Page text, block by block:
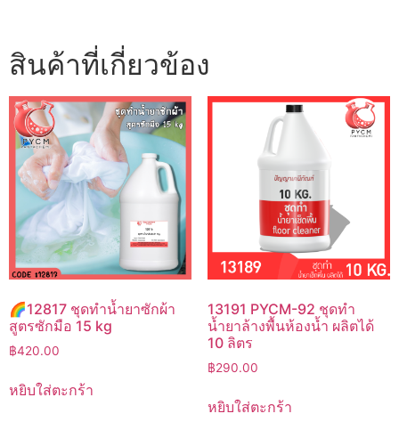
สินค้าที่เกี่ยวข้อง
🌈12817 ชุดทำน้ำยาซักผ้า
สูตรซักมือ 15 kg
฿420.00
หยิบใส่ตะกร้า
13191 PYCM-92 ชุดทำ
น้ำยาล้างพื้นห้องน้ำ ผลิตได้
10 ลิตร
฿290.00
หยิบใส่ตะกร้า